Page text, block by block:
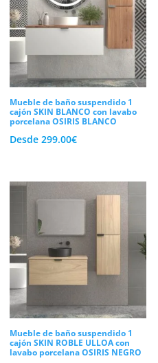
Mueble de baño suspendido 1
cajón SKIN BLANCO con lavabo
porcelana OSIRIS BLANCO
Desde299.00€
Mueble de baño suspendido 1
cajón SKIN ROBLE ULLOA con
lavabo porcelana OSIRIS NEGRO